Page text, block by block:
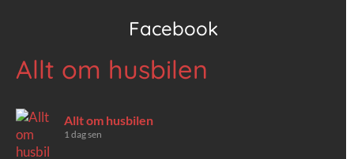
Facebook
Allt om husbilen
Allt om husbilen
1 dag sen